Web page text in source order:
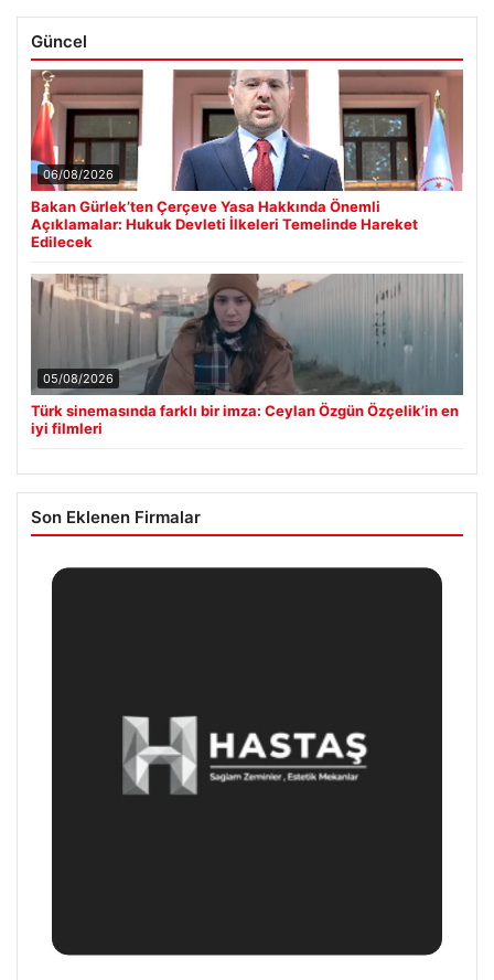
Güncel
06/08/2026
Bakan Gürlek’ten Çerçeve Yasa Hakkında Önemli
Açıklamalar: Hukuk Devleti İlkeleri Temelinde Hareket
Edilecek
05/08/2026
Türk sinemasında farklı bir imza: Ceylan Özgün Özçelik’in en
iyi filmleri
Son Eklenen Firmalar